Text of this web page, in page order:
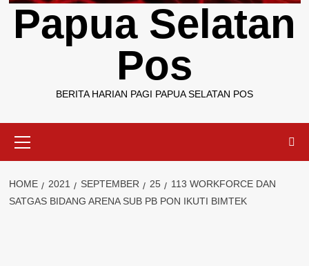
Papua Selatan
Pos
BERITA HARIAN PAGI PAPUA SELATAN POS
Menu
HOME 2021 SEPTEMBER 25
113 WORKFORCE DAN
SATGAS BIDANG ARENA SUB PB PON IKUTI BIMTEK